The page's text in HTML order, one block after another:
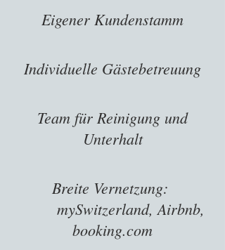
Eigener Kundenstamm
Individuelle Gästebetreuung
Team für Reinigung und
Unterhalt
Breite Vernetzung:
mySwitzerland, Airbnb,
booking.com